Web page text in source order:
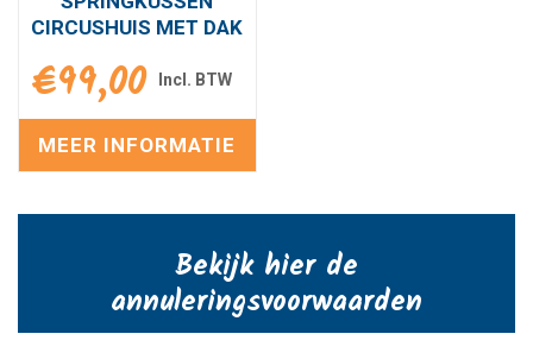
CIRCUSHUIS MET DAK
€99,00
MEER INFORMATIE
Bekijk hier de
annuleringsvoorwaarden